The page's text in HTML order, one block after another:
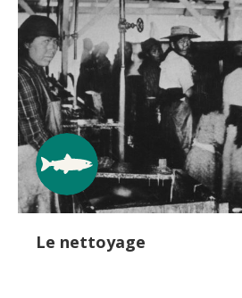
Le nettoyage